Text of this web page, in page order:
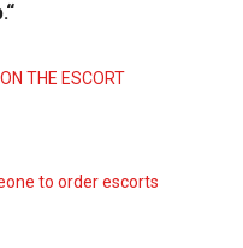
ON THE ESCORT
to order escorts